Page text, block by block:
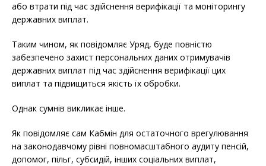
або втрати під час здійснення верифікації та моніторингу
державних виплат.
Таким чином, як повідомляє Уряд, буде повністю
забезпечено захист персональних даних отримувачів
державних виплат під час здійснення верифікації цих
виплат та підвищиться якість їх обробки.
Однак сумнів викликає інше.
Як повідомляє сам Кабмін для остаточного врегулювання
на законодавчому рівні повномасштабного аудиту пенсій,
допомог, пільг, субсидій, інших соціальних виплат,